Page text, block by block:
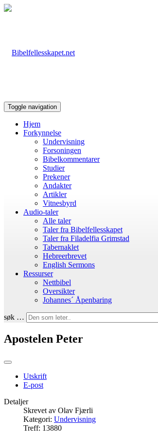
Toggle navigation
Hjem
Forkynnelse
Undervisning
Forsoningen
Bibelkommentarer
Studier
Prekener
Andakter
Artikler
Vitnesbyrd
Audio-taler
Alle taler
Taler fra Bibelfellesskapet
Taler fra Filadelfia Grimstad
Tabernaklet
Hebreerbrevet
English Sermons
Ressurser
Nettbibel
Oversikter
Johannes´ Åpenbaring
søk …
Apostelen Peter
Utskrift
E-post
Detaljer
Skrevet av Olav Fjærli
Kategori: Undervisning
Treff: 13880